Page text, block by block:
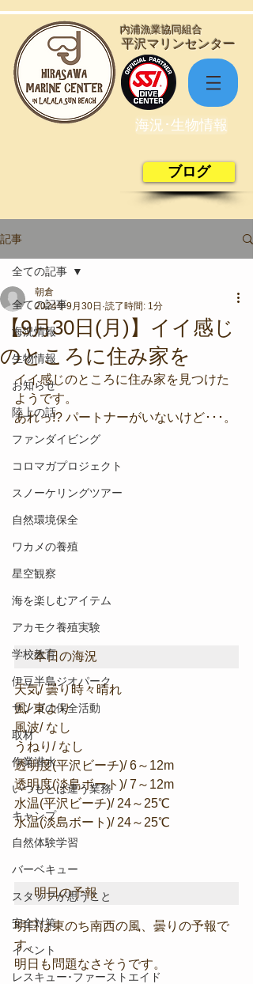
​平沢マリンセンター
​内浦漁業協同組合
海況･生物情報
ブログ
記事
全ての記事
海況情報
生物情報
お知らせ
陸上の話
ファンダイビング
コロマガプロジェクト
スノーケリングツアー
自然環境保全
ワカメの養殖
星空観察
海を楽しむアイテム
アカモク養殖実験
学校教育
伊豆半島ジオパーク
サンゴの保全活動
取材
作業潜水
いつもとは違う業務
キャンプ
自然体験学習
バーベキュー
スタッフが思うこと
安全対策
イベント
レスキュー･ファーストエイド
全ての記事
【9月30日(月)】イイ感じ
のところに住み家を
朝倉
2024年9月30日 読了時間: 1分
イイ感じのところに住み家を見つけた
ようです。
あれっ!? パートナーがいないけど･･･。
本日の海況
天気/ 曇り時々晴れ
風/ 東より
風波/ なし
うねり/ なし
透明度(平沢ビーチ)/ 6～12m
透明度(淡島ボート)/ 7～12m
水温(平沢ビーチ)/ 24～25℃
水温(淡島ボート)/ 24～25℃
明日の予報
明日は東のち南西の風、曇りの予報で
す。
明日も問題なさそうです。